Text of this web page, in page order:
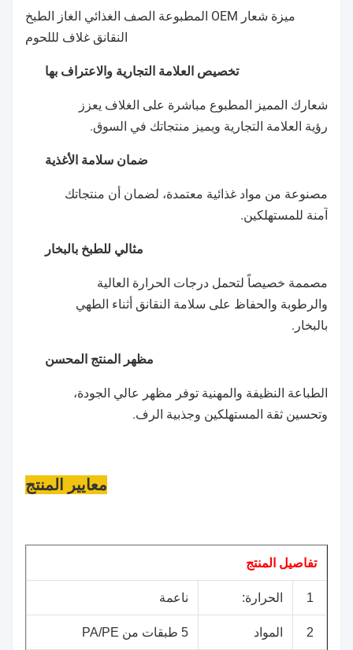
ميزة شعار OEM المطبوعة الصف الغذائي الغاز الطبخ
النقانق غلاف لللحوم
تخصيص العلامة التجارية والاعتراف بها
شعارك المميز المطبوع مباشرة على الغلاف يعزز
رؤية العلامة التجارية ويميز منتجاتك في السوق.
ضمان سلامة الأغذية
مصنوعة من مواد غذائية معتمدة، لضمان أن منتجاتك
آمنة للمستهلكين.
مثالي للطبخ بالبخار
مصممة خصيصاً لتحمل درجات الحرارة العالية
والرطوبة والحفاظ على سلامة النقانق أثناء الطهي
بالبخار.
مظهر المنتج المحسن
الطباعة النظيفة والمهنية توفر مظهر عالي الجودة،
وتحسين ثقة المستهلكين وجذبية الرف.
معايير المنتج
تفاصيل المنتج
1 الحرارة: ناعمة
2 المواد 5 طبقات من PA/PE